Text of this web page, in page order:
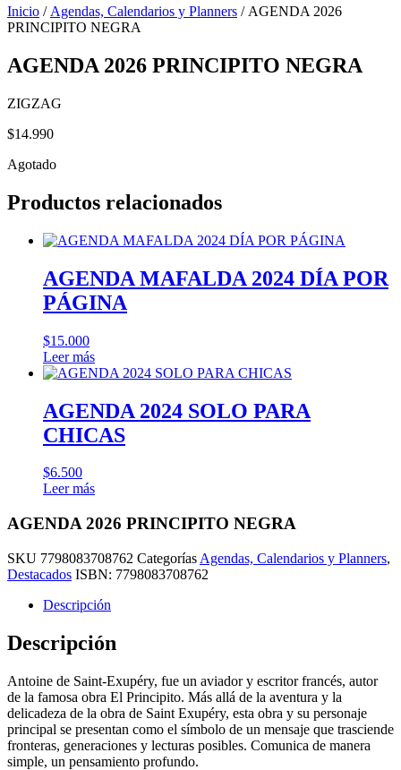
Inicio / Agendas, Calendarios y Planners / AGENDA 2026
PRINCIPITO NEGRA
AGENDA 2026 PRINCIPITO NEGRA
ZIGZAG
$14.990
Agotado
Productos relacionados
AGENDA MAFALDA 2024 DÍA POR
PÁGINA
$15.000
Leer más
AGENDA 2024 SOLO PARA
CHICAS
$6.500
Leer más
AGENDA 2026 PRINCIPITO NEGRA
SKU 7798083708762 Categorías Agendas, Calendarios y Planners,
Destacados ISBN: 7798083708762
Descripción
Descripción
Antoine de Saint-Exupéry, fue un aviador y escritor francés, autor
de la famosa obra El Principito. Más allá de la aventura y la
delicadeza de la obra de Saint Exupéry, esta obra y su personaje
principal se presentan como el símbolo de un mensaje que trasciende
fronteras, generaciones y lecturas posibles. Comunica de manera
simple, un pensamiento profundo.